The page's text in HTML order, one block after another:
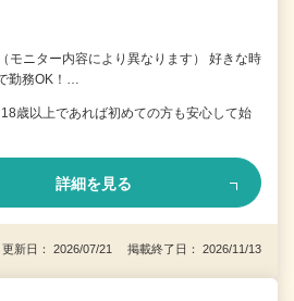
モニター内容により異なります） 好きな時
勤務OK！…
歳以上であれば初めての方も安心して始
詳細を見る
更新日： 2026/07/21 掲載終了日： 2026/11/13